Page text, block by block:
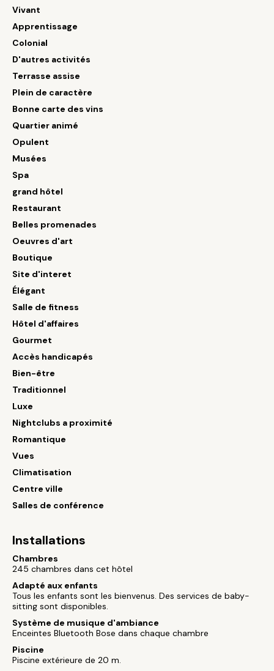
Vivant
Apprentissage
Colonial
D'autres activités
Terrasse assise
Plein de caractère
Bonne carte des vins
Quartier animé
Opulent
Musées
Spa
grand hôtel
Restaurant
Belles promenades
Oeuvres d'art
Boutique
Site d'interet
Élégant
Salle de fitness
Hôtel d'affaires
Gourmet
Accès handicapés
Bien-être
Traditionnel
Luxe
Nightclubs a proximité
Romantique
Vues
Climatisation
Centre ville
Salles de conférence
Installations
Chambres
245 chambres dans cet hôtel
Adapté aux enfants
Tous les enfants sont les bienvenus. Des services de baby-
sitting sont disponibles.
Système de musique d'ambiance
Enceintes Bluetooth Bose dans chaque chambre
Piscine
Piscine extérieure de 20 m.